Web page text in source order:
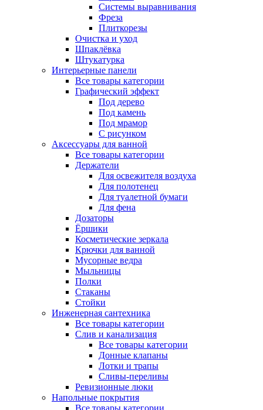
Системы выравнивания
Фреза
Плиткорезы
Очистка и уход
Шпаклёвка
Штукатурка
Интерьерные панели
Все товары категории
Графический эффект
Под дерево
Под камень
Под мрамор
С рисунком
Аксессуары для ванной
Все товары категории
Держатели
Для освежителя воздуха
Для полотенец
Для туалетной бумаги
Для фена
Дозаторы
Ёршики
Косметические зеркала
Крючки для ванной
Мусорные ведра
Мыльницы
Полки
Стаканы
Стойки
Инженерная сантехника
Все товары категории
Слив и канализация
Все товары категории
Донные клапаны
Лотки и трапы
Сливы-переливы
Ревизионные люки
Напольные покрытия
Все товары категории